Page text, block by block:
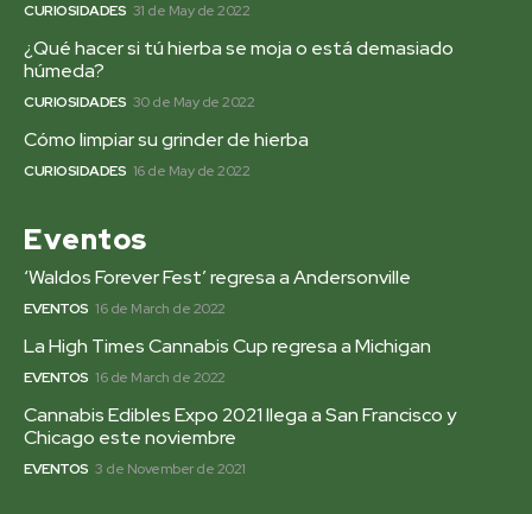
CURIOSIDADES 31 de May de 2022
¿Qué hacer si tú hierba se moja o está demasiado
húmeda?
CURIOSIDADES 30 de May de 2022
Cómo limpiar su grinder de hierba
CURIOSIDADES 16 de May de 2022
Eventos
‘Waldos Forever Fest’ regresa a Andersonville
EVENTOS 16 de March de 2022
La High Times Cannabis Cup regresa a Michigan
EVENTOS 16 de March de 2022
Cannabis Edibles Expo 2021 llega a San Francisco y
Chicago este noviembre
EVENTOS 3 de November de 2021